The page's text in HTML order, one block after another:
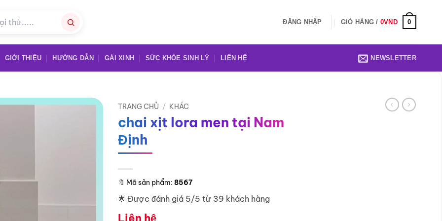
ĐĂNG NHẬP GIỎ HÀNG / 0VND 0
GIỚI THIỆU HƯỚNG DẪN GÁI XINH SỨC KHỎE SINH LÝ LIÊN HỆ NEWSLETTER
TRANG CHỦ / KHÁC
chai xịt lora men tại Nam
Định
🔖 Mã sản phẩm: 8567
🌟 Được đánh giá 5/5 từ 39 khách hàng
Liên hệ